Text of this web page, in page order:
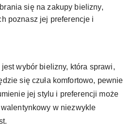
się na zakupy bielizny,
poznasz jej preferencje i
wybór bielizny, która sprawi,
się czuła komfortowo, pewnie
jej stylu i preferencji może
w niezwykle